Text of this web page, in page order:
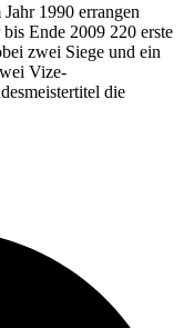
Jahr 1990 errangen
Ende 2009 220 erste
zwei Siege und ein
Vize-
die